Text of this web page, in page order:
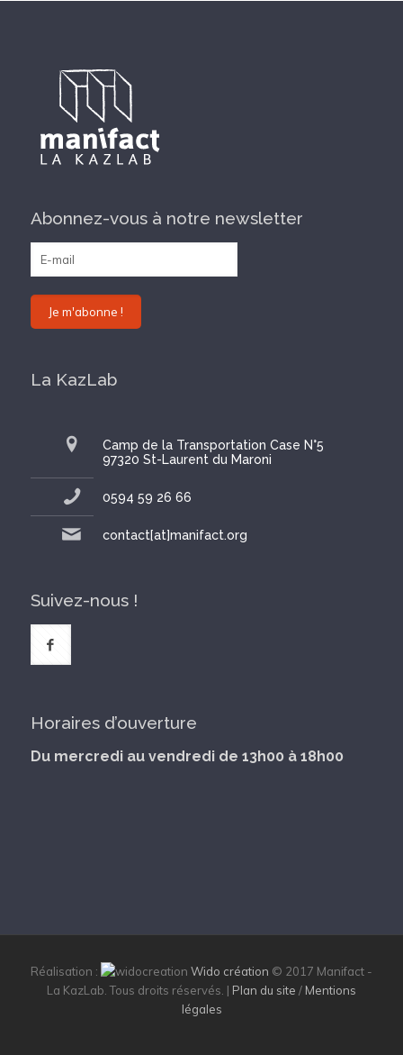
Abonnez-vous à notre newsletter
La KazLab
Camp de la Transportation Case N°5
97320 St-Laurent du Maroni
0594 59 26 66
contact[at]manifact.org
Suivez-nous !
Horaires d’ouverture
Du mercredi au vendredi de 13h00 à 18h00
Réalisation : Wido création © 2017 Manifact -
La KazLab. Tous droits réservés. | Plan du site / Mentions
légales